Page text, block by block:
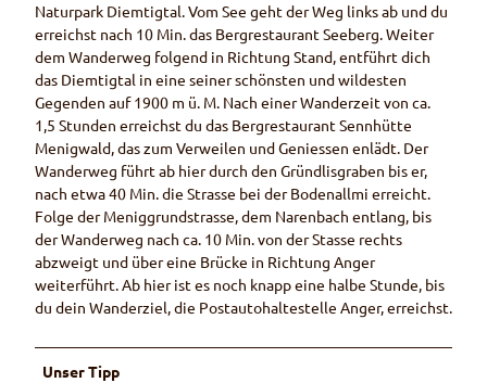
Naturpark Diemtigtal. Vom See geht der Weg links ab und du
erreichst nach 10 Min. das Bergrestaurant Seeberg. Weiter
dem Wanderweg folgend in Richtung Stand, entführt dich
das Diemtigtal in eine seiner schönsten und wildesten
Gegenden auf 1900 m ü. M. Nach einer Wanderzeit von ca.
1,5 Stunden erreichst du das Bergrestaurant Sennhütte
Menigwald, das zum Verweilen und Geniessen enlädt. Der
Wanderweg führt ab hier durch den Gründlisgraben bis er,
nach etwa 40 Min. die Strasse bei der Bodenallmi erreicht.
Folge der Meniggrundstrasse, dem Narenbach entlang, bis
der Wanderweg nach ca. 10 Min. von der Stasse rechts
abzweigt und über eine Brücke in Richtung Anger
weiterführt. Ab hier ist es noch knapp eine halbe Stunde, bis
du dein Wanderziel, die Postautohaltestelle Anger, erreichst.
Unser Tipp